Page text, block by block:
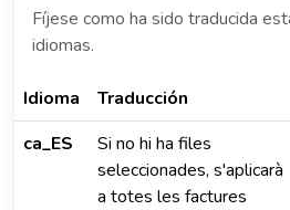
Fíjese como ha sido traducida
idiomas.
Idioma Traducción
ca_ES
Si no hi ha files
seleccionades, s'aplicarà
a totes les factures